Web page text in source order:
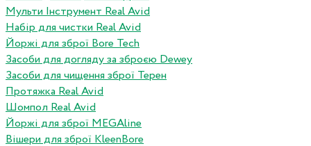
Мульти Інструмент Real Avid
Набір для чистки Real Avid
Йоржі для зброї Bore Tech
Засоби для догляду за зброєю Dewey
Засоби для чищення зброї Терен
Протяжка Real Avid
Шомпол Real Avid
Йоржі для зброї MEGAline
Вішери для зброї KleenBore